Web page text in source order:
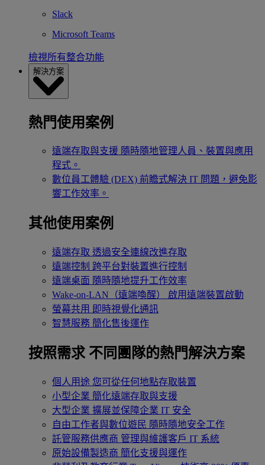
Slack
Microsoft Teams
檢視所有整合功能
解決方案
熱門使用案例
遠端存取與支援 隨時隨地管理人員、裝置與應用
程式。
數位員工體驗 (DEX) 前瞻式解決 IT 問題，避免影
響工作效率。
其他使用案例
遠端存取 透過安全連線改進存取
遠端控制 跨平台對裝置進行控制
遠端桌面 隨時隨地提升工作效率
Wake-on-LAN（遠端喚醒）
啟用遠端裝置啟動
螢幕共用 即時視覺化通訊
智慧服務 簡化售後運作
按照需求 不同團隊的熱門解決方案
個人用途 您可從任何地點存取裝置
小型企業 簡化遠端存取與支援
大型企業 擴展並保障企業 IT 安全
自由工作者與數位遊民 隨時隨地安全工作
託管服務供應商 管理與維護客戶 IT 系統
原始設備製造商 簡化支援與運作